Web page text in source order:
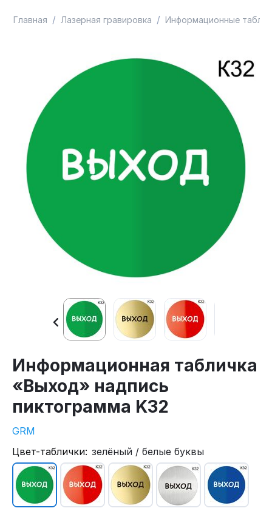
Главная / Лазерная гравировка / Информационные
Информационная табличка
«Выход» надпись
пиктограмма K32
GRM
Цвет-таблички: зелёный / белые буквы